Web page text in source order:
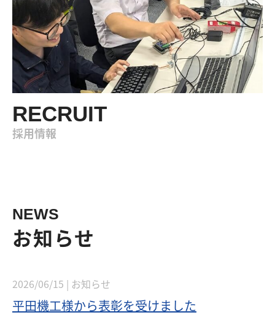
RECRUIT
採用情報
NEWS
お知らせ
2026/06/15 | お知らせ
平田機工様から表彰を受けました